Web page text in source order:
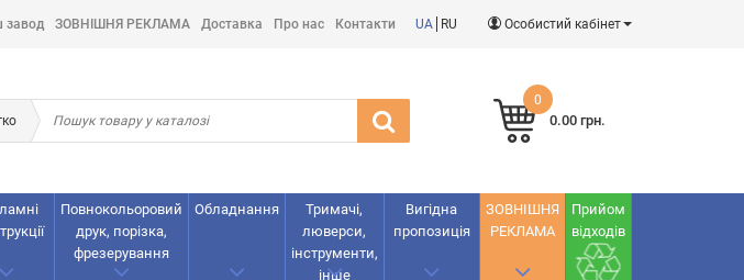
завод ЗОВНІШНЯ РЕКЛАМА Доставка Про нас Контакти UA RU Особистий кабінет
0
0.00 грн.
Повнокольоровий
друк, порізка,
фрезерування
Обладнання
Тримачі,
люверси,
інструменти,
інше
Вигідна
пропозиція
ЗОВНІШНЯ
РЕКЛАМА
Прийом
відходів